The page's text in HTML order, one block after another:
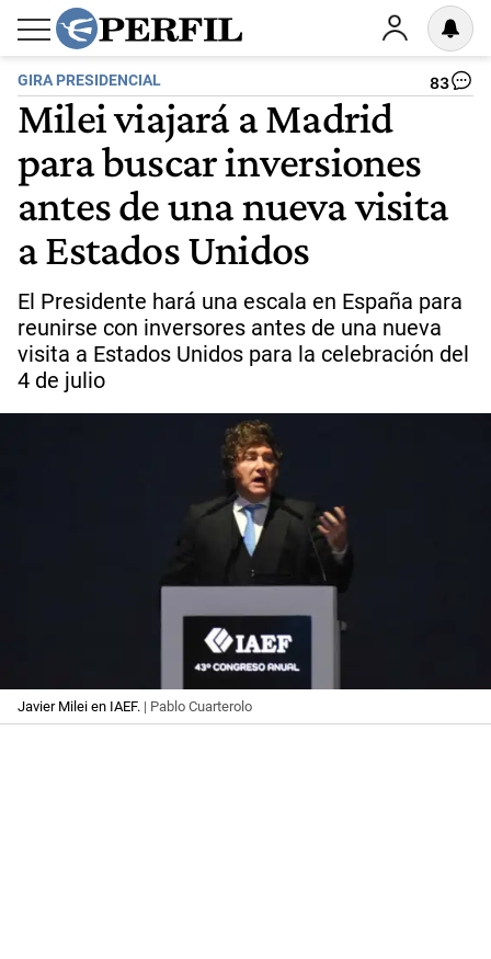
GIRA PRESIDENCIAL 83
Milei viajará a Madrid
para buscar inversiones
antes de una nueva visita
a Estados Unidos
El Presidente hará una escala en España para
reunirse con inversores antes de una nueva
visita a Estados Unidos para la celebración del
4 de julio
Javier Milei en IAEF. | Pablo Cuarterolo